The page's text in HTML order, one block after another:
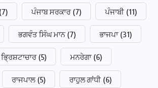
(7) ਪੰਜਾਬ ਸਰਕਾਰ (7) ਪੰਜਾਬੀ (11)
ਭਗਵੰਤ ਸਿੰਘ ਮਾਨ (7) ਭਾਜਪਾ (31)
ਭ੍ਰਿਸ਼ਟਾਚਾਰ (5) ਮਨਰੇਗਾ (6)
ਰਾਜਪਾਲ (5) ਰਾਹੁਲ ਗਾਂਧੀ (6)